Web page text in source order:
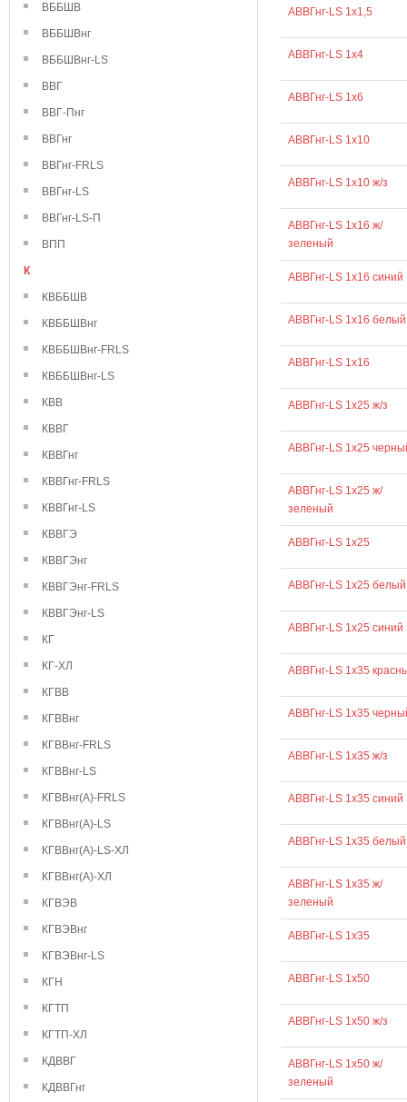
ВББШВ
ВББШВнг
ВББШВнг-LS
ВВГ
ВВГ-Пнг
ВВГнг
ВВГнг-FRLS
ВВГнг-LS
ВВГнг-LS-П
ВПП
К
КВББШВ
КВББШВнг
КВББШВнг-FRLS
КВББШВнг-LS
КВВ
КВВГ
КВВГнг
КВВГнг-FRLS
КВВГнг-LS
КВВГЭ
КВВГЭнг
КВВГЭнг-FRLS
КВВГЭнг-LS
КГ
КГ-ХЛ
КГВВ
КГВВнг
КГВВнг-FRLS
КГВВнг-LS
КГВВнг(А)-FRLS
КГВВнг(А)-LS
КГВВнг(А)-LS-ХЛ
КГВВнг(А)-ХЛ
КГВЭВ
КГВЭВнг
КГВЭВнг-LS
КГН
КГТП
КГТП-ХЛ
КДВВГ
КДВВГнг
АВВГнг-LS 1х1,5
АВВГнг-LS 1х4
АВВГнг-LS 1х6
АВВГнг-LS 1х10
АВВГнг-LS 1х10 ж/з
АВВГнг-LS 1х16 ж/
зеленый
АВВГнг-LS 1х16 синий
АВВГнг-LS 1х16 белый
АВВГнг-LS 1х16
АВВГнг-LS 1х25 ж/з
АВВГнг-LS 1х25
АВВГнг-LS 1х25 ж/
зеленый
АВВГнг-LS 1х25
АВВГнг-LS 1х25 белый
АВВГнг-LS 1х25 синий
АВВГнг-LS 1х35
АВВГнг-LS 1х35
АВВГнг-LS 1х35 ж/з
АВВГнг-LS 1х35 синий
АВВГнг-LS 1х35 белый
АВВГнг-LS 1х35 ж/
зеленый
АВВГнг-LS 1х35
АВВГнг-LS 1х50
АВВГнг-LS 1х50 ж/з
АВВГнг-LS 1х50 ж/
зеленый